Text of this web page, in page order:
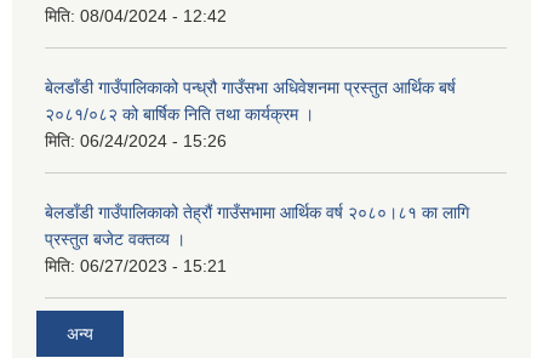
मिति: 08/04/2024 - 12:42
बेलडाँडी गाउँपालिकाको पन्ध्रौ गाउँसभा अधिवेशनमा प्रस्तुत आर्थिक बर्ष
२०८१/०८२ को बार्षिक निति तथा कार्यक्रम ।
मिति: 06/24/2024 - 15:26
बेलडाँडी गाउँपालिकाको तेह्रौं गाउँसभामा आर्थिक वर्ष २०८०।८१ का लागि
प्रस्तुत बजेट वक्तव्य ।
मिति: 06/27/2023 - 15:21
अन्य